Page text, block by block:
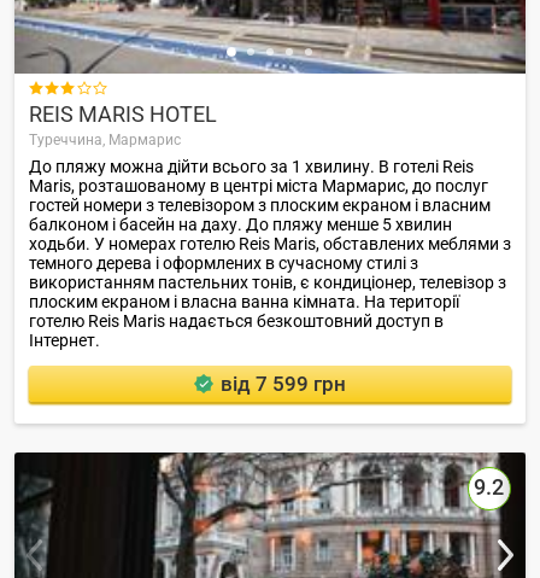

REIS MARIS HOTEL
Туреччина, Мармарис
До пляжу можна дійти всього за 1 хвилину. В готелі Reis
Maris, розташованому в центрі міста Мармарис, до послуг
гостей номери з телевізором з плоским екраном і власним
балконом і басейн на даху. До пляжу менше 5 хвилин
ходьби. У номерах готелю Reis Maris, обставлених меблями з
темного дерева і оформлених в сучасному стилі з
використанням пастельних тонів, є кондиціонер, телевізор з
плоским екраном і власна ванна кімната. На території
готелю Reis Maris надається безкоштовний доступ в
Інтернет.
від 7 599 грн
9.2